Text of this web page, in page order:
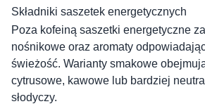
Składniki saszetek energetycznych
Poza kofeiną saszetki energetyczne
nośnikowe oraz aromaty
świeżość. Warianty smakowe
cytrusowe, kawowe lub bardziej
słodyczy.